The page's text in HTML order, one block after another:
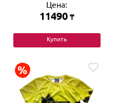
Цена:
11490 ₸
Купить